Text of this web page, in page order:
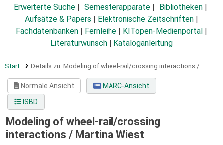
Erweiterte Suche Semesterapparate
Bibliotheken
Aufsätze & Papers
Elektronische Zeitschriften
Fachdatenbanken
Fernleihe KITopen-Medienportal
Literaturwunsch
Kataloganleitung
Start Details zu: Modeling of wheel-rail/crossing interactions /
Normale Ansicht
MARC-Ansicht
ISBD
Modeling of wheel-rail/crossing
interactions / Martina Wiest